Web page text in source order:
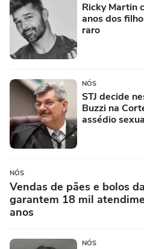
Ricky Martin
anos dos
raro
NÓS
STJ decide
Buzzi na
assédio
NÓS
Vendas de pães e bolos
garantem 18 mil
anos
NÓS